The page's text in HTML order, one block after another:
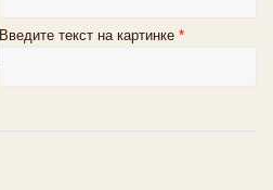
Введите текст на картинке *